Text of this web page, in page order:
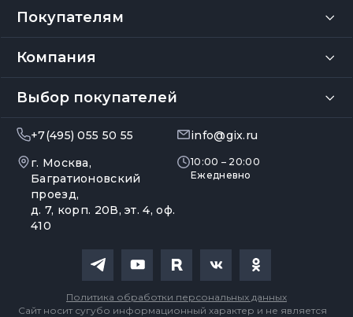
Покупателям
Компания
Выбор покупателей
+7(495) 055 50 55
info@gix.ru
г. Москва,
Багратионовский
проезд,
д. 7, корп. 20В, эт. 4, оф.
410
10:00 – 20:00
Ежедневно
Сайт носит сугубо информационный характер и не является
Политика обработки персональных данных